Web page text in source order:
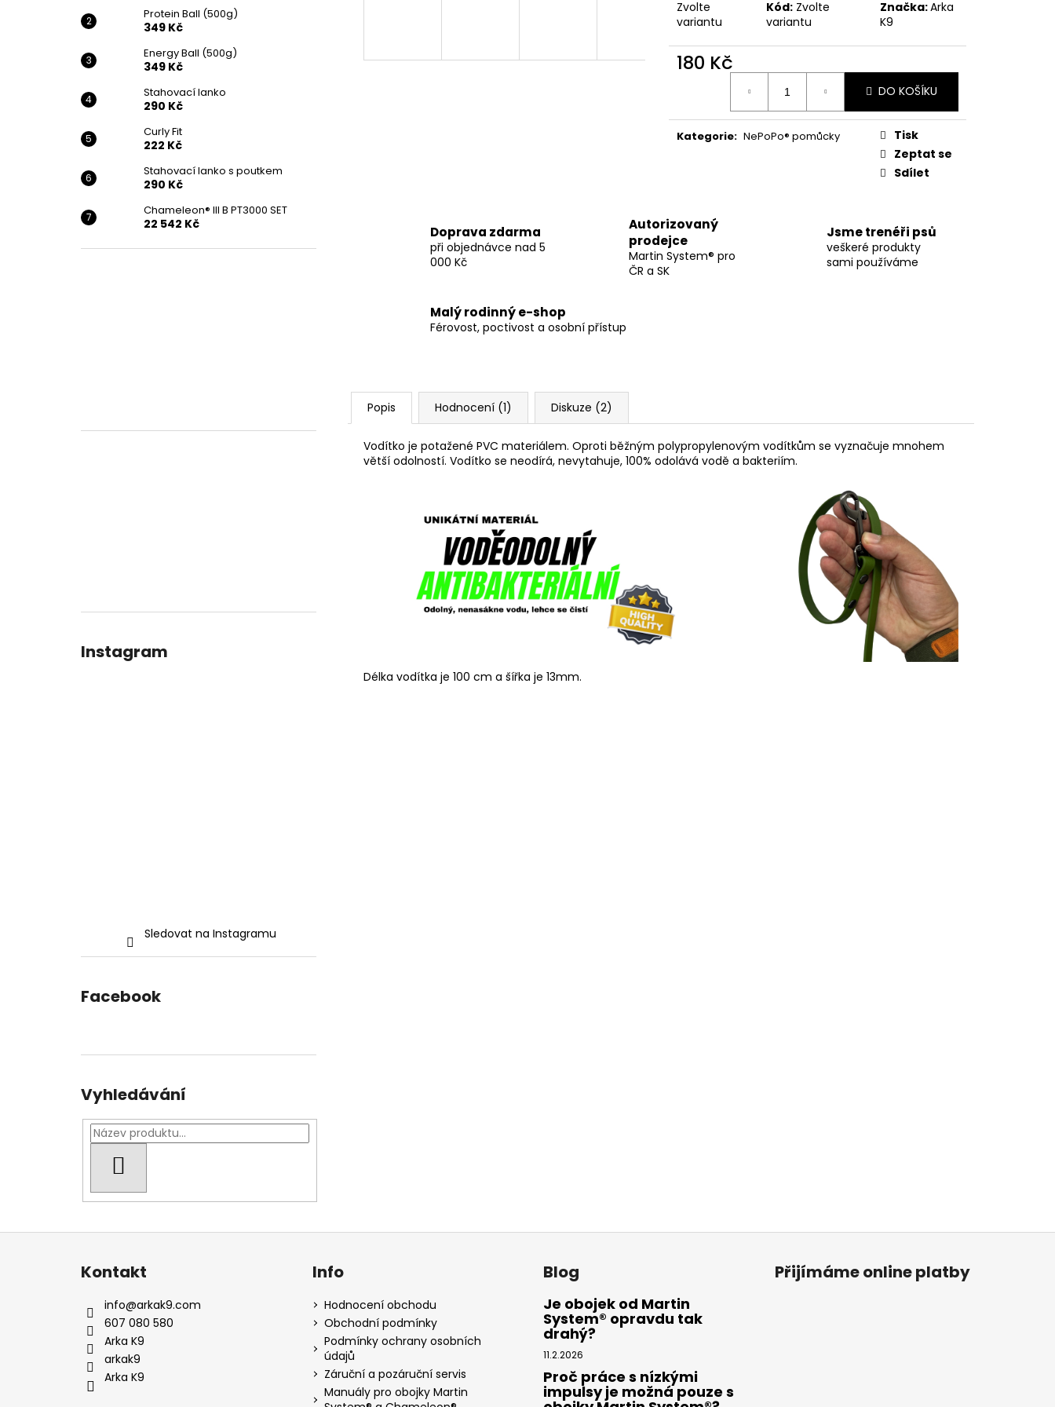
Protein Ball (500g)
349 Kč
Energy Ball (500g)
349 Kč
Stahovací lanko
290 Kč
Curly Fit
222 Kč
Stahovací lanko s poutkem
290 Kč
Chameleon® III B PT3000 SET
22 542 Kč
Instagram
Sledovat na Instagramu
Facebook
Vyhledávání
Zvolte
variantu
Kód: Zvolte
variantu
Značka:Arka
K9
180 Kč
DO KOŠÍKU
Kategorie: NePoPo® pomůcky
Tisk
Zeptat se
Sdílet
Doprava zdarma
při objednávce nad 5
000 Kč
Autorizovaný
prodejce
Martin System® pro
ČR a SK
Jsme trenéři psů
veškeré produkty
sami používáme
Malý rodinný e-shop
Férovost, poctivost a osobní přístup
Popis Hodnocení (1) Diskuze (2)
Vodítko je potažené PVC materiálem. Oproti běžným polypropylenovým vodítkům se vyznačuje mnohem
větší odolností. Vodítko se neodírá, nevytahuje, 100% odolává vodě a bakteriím.
Délka vodítka je 100 cm a šířka je 13mm.
390 Kč
Z
Kontakt
info@arkak9.com
607 080 580
Arka K9
arkak9
Arka K9
Info
Hodnocení obchodu
Obchodní podmínky
Podmínky ochrany osobních
údajů
Záruční a pozáruční servis
Manuály pro obojky Martin
Blog
Je obojek od Martin
System® opravdu tak
drahý?
11.2.2026
Proč práce s nízkými
impulsy je možná pouze s
Přijímáme online platby